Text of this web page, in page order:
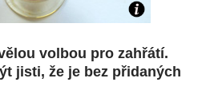
volbou pro zahřátí.
jisti, že je bez přidaných